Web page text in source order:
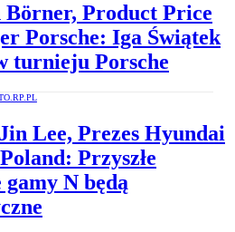
Product Price
Porsche: Iga Świątek
turnieju Porsche
Lee, Prezes Hyundai
Przyszłe
gamy N będą